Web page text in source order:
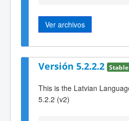
Ver archivos
Versión 5.2.2.2 Stable
This is the Latvian
5.2.2 (v2)